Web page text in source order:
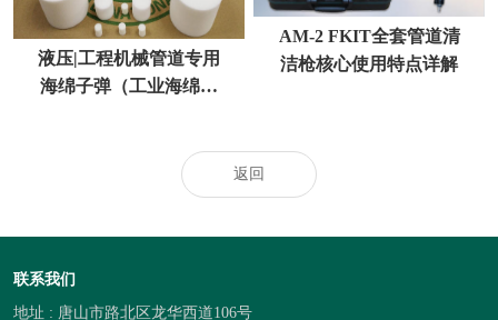
液压|工程机械管道专用
海绵子弹（工业海绵射
AM-2 FKIT全套管道清
洁枪核心使用特点详解
返回
联系我们
地址 : 唐山市路北区龙华西道106号